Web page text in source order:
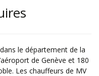
le département de la
de Genève et 180
Les chauffeurs de MV